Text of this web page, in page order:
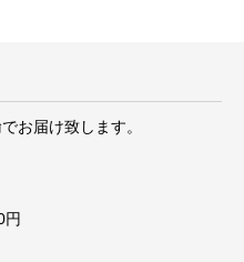
お届け致します。
円